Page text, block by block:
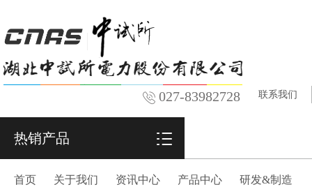
027-83982728 联系我们
热销产品
首页 关于我们 资讯中心 产品中心 研发&制造